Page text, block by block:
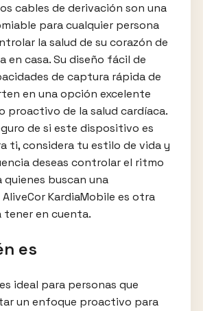
cables de derivación son una
para cualquier persona
la salud de su corazón de
en casa. Su diseño fácil de
de captura rápida de
en una opción excelente
proactivo de la salud cardíaca.
de si este dispositivo es
ti, considera tu estilo de vida y
deseas controlar el ritmo
quienes buscan una
KardiaMobile es otra
tener en cuenta.
es
ideal para personas que
un enfoque proactivo para